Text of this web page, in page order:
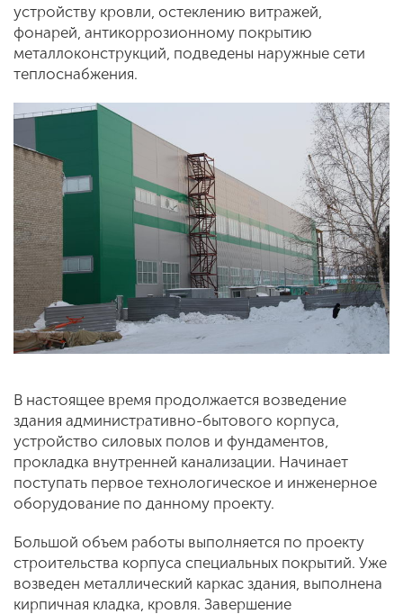
устройству кровли, остеклению витражей,
фонарей, антикоррозионному покрытию
металлоконструкций, подведены наружные сети
теплоснабжения.
В настоящее время продолжается возведение
здания административно-бытового корпуса,
устройство силовых полов и фундаментов,
прокладка внутренней канализации. Начинает
поступать первое технологическое и инженерное
оборудование по данному проекту.
Большой объем работы выполняется по проекту
строительства корпуса специальных покрытий. Уже
возведен металлический каркас здания, выполнена
кирпичная кладка, кровля. Завершение